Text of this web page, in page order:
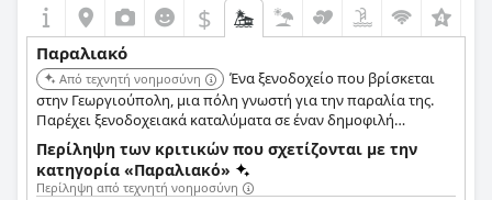
$
Παραλιακό
Από τεχνητή νοημοσύνη
Ένα ξενοδοχείο που βρίσκεται
στην Γεωργιούπολη, μια πόλη γνωστή για την παραλία της.
Παρέχει ξενοδοχειακά καταλύματα σε έναν δημοφιλή
παραθαλάσσιο προορισμό.
Περίληψη των κριτικών που σχετίζονται με την
κατηγορία «Παραλιακό»
Περίληψη από τεχνητή νοημοσύνη